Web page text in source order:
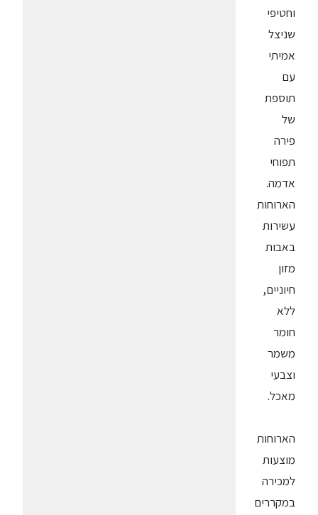
וחטיפי
שניצל
אמיתי
עם
תוספת
של
פירה
תפוחי
אדמה.
הארוחות
עשירות
באבות
מזון
חיוניים,
ללא
חומר
משמר
וצבעי
מאכל.
הארוחות
מוצעות
למכירה
במקררים